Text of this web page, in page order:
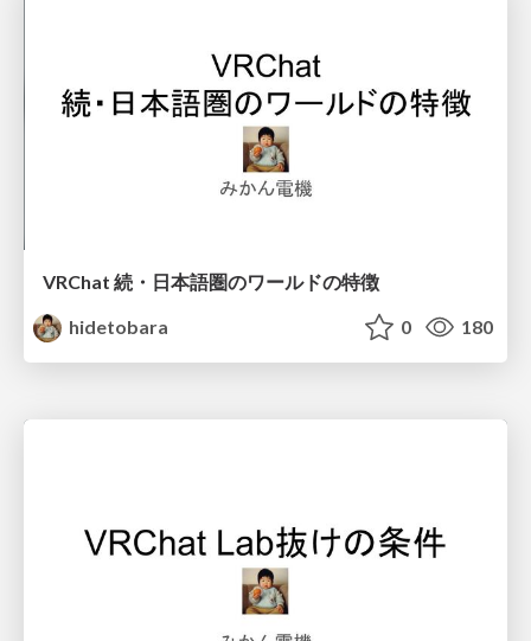
VRChat 続・日本語圏のワールドの特徴
hidetobara
0 180